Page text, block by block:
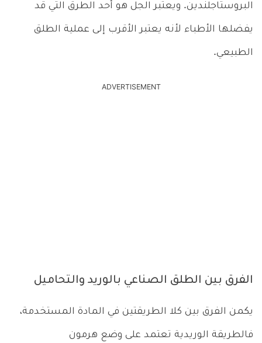
البروستاجلندين. ويعتبر الجل هو أحد الطرق التي قد
يفضلها الأطباء لأنه يعتبر الأقرب إلى عملية الطلق
الطبيعي.
ADVERTISEMENT
الفرق بين الطلق الصناعي بالوريد والتحاميل
يكمن الفرق بين كلا الطريقتين في المادة المستخدمة،
فالطريقة الوريدية تعتمد على وضع هرمون